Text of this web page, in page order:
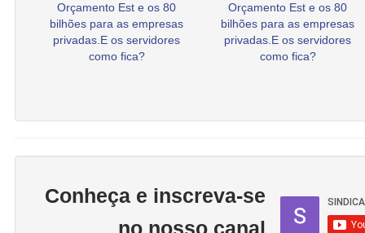
Orçamento Est e os 80
bilhões para as empresas
privadas.E os servidores
como fica?
Orçamento Est e os 80
bilhões para as empresas
privadas.E os servidores
como fica?
Conheça e inscreva-se